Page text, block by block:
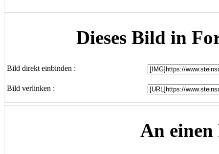
Dieses Bild in
Bild direkt einbinden :
Bild verlinken :
An einen